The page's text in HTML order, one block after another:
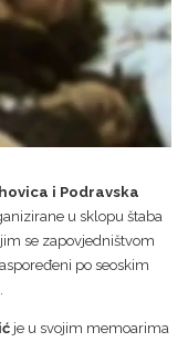
i Podravska
u sklopu štaba
se zapovjedništvom
po seoskim
je u svojim memoarima